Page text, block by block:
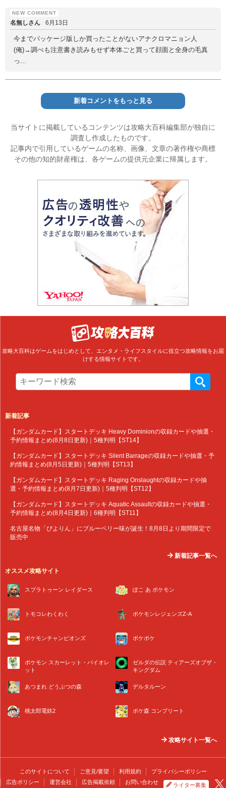
名無しさん 6月13日
今までパッケージ版しか買ったことがないアナクロマニョン人
(俺)→調べも注意書き読みもせず本体ごと買って顔面と全身の毛真
っ...
新着コメントをもっと見る
当サイトに掲載しているコンテンツは攻略大百科編集部が独自に
調査し作成したものです。
記事内で引用しているゲームの名称、画像、文章の著作権や商標
その他の知的財産権は、各ゲームの提供元企業に帰属します。
攻略大百科はゲームをはじめとして、エンタメ・ライフスタイルに役立つ攻略情報をお届
けする情報サイトです。
新着記事
【ガンダムカード】スタートデッキ Heavy Dominionの収録カードや抽選・
予約情報まとめ(8月8日更新)｜5種判明【ST14】
【ガンダムカード】スタートデッキ Silent Barrageの収録カードや抽選・予
約情報まとめ(8月5日更新)｜5種判明【ST13】
【ガンダムカード】スタートデッキ Raging Onslaughtの収録カードや抽
選・予約情報まとめ(8月7日更新)｜5種判明【ST12】
【ガンダムカード】スタートデッキ Aquatic Assaultの収録カードや抽選・
予約情報まとめ(8月4日更新)｜6種判明【ST11】
名古屋名物「ぴよりん」にブルーベリー味が誕生！8月8日より期間限定で
販売中
新着記事一覧へ
オススメ攻略サイト
スプラトゥーン レイダース ぽこ あ ポケモン
トモコレわくわく ポケモンレジェンズZ-A
ポケモンチャンピオンズ ポケポケ
ポケモン スカーレット・バイオレ
ット
ゼルダの伝説 ティアーズオブザ・
キングダム
あつまれ どうぶつの森 デルタルーン
桃太郎電鉄2 ポケ森 コンプリート
攻略サイト一覧へ
このサイトについて ご意見/要望 利用規約
プライバシーポリシー
広告ポリシー
運営会社 広告掲載依頼 お問い合わせ ライター募集